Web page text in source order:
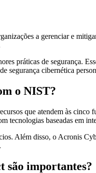
a gerenciar e
práticas de segurança.
segurança cibernética
o NIST?
que atendem às
tecnologias baseadas em
Além disso, o Acronis
são importantes?